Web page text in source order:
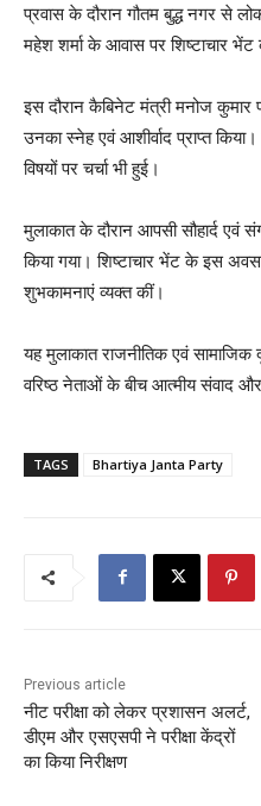
प्रवास के दौरान गौतम बुद्ध नगर से
महेश शर्मा के आवास पर शिष्टाचार भेंट
इस दौरान कैबिनेट मंत्री मनोज कुमार
उनका स्नेह एवं आशीर्वाद प्राप्त
विषयों पर चर्चा भी हुई।
मुलाकात के दौरान आपसी सौहार्द एवं
किया गया। शिष्टाचार भेंट के इस
शुभकामनाएं व्यक्त कीं।
यह मुलाकात राजनीतिक एवं सामाजिक
वरिष्ठ नेताओं के बीच आत्मीय संवाद और
TAGS Bhartiya Janta Party
Previous article
नीट परीक्षा को लेकर प्रशासन अलर्ट,
डीएम और एसएसपी ने परीक्षा केंद्रों
का किया निरीक्षण